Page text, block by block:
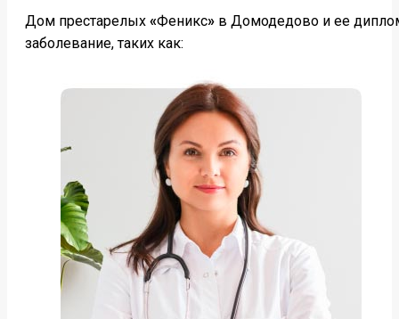
Дом престарелых «Феникс» в Домодедово и ее
заболевание, таких как: